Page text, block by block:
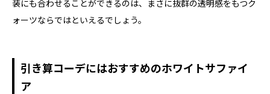
装にも合わせることができるのは、まさに抜群の透明感をもつク
ォーツならではといえるでしょう。
引き算コーデにはおすすめのホワイトサファイ
ア